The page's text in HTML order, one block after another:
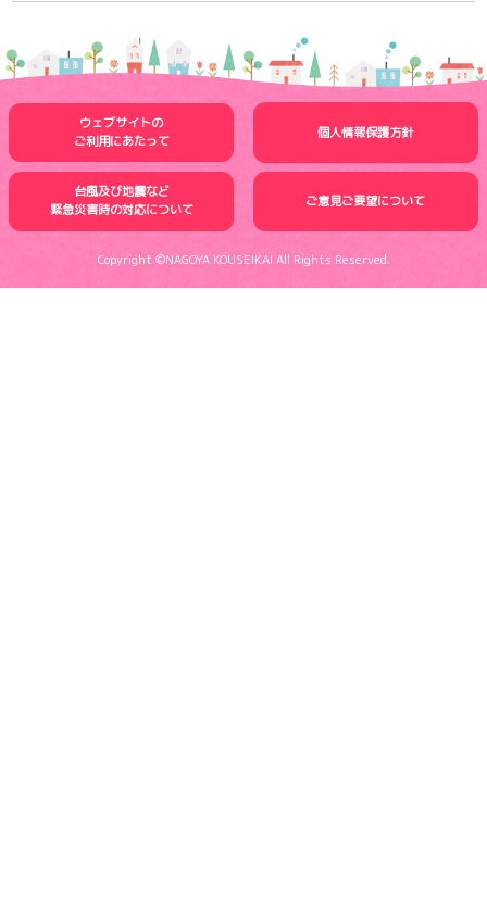
ウェブサイトの
ご利用にあたって
個人情報保護方針
台風及び地震など
緊急災害時の対応について
ご意見ご要望について
Copyright ©NAGOYA KOUSEIKAI All Rights Reserved.